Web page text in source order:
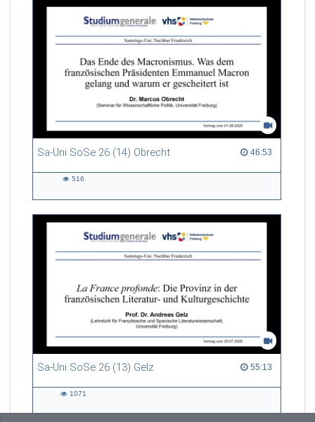
Sa-Uni SoSe 26 (14) Obrecht 46:53
46:53 duration
516
Sa-Uni SoSe 26 (13) Gelz 55:13
55:13 duration
1071